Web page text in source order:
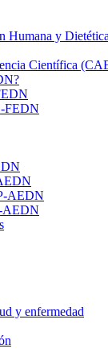
Humana y Dietética
Científica
FEDN
AEDN
AEDN
y enfermedad